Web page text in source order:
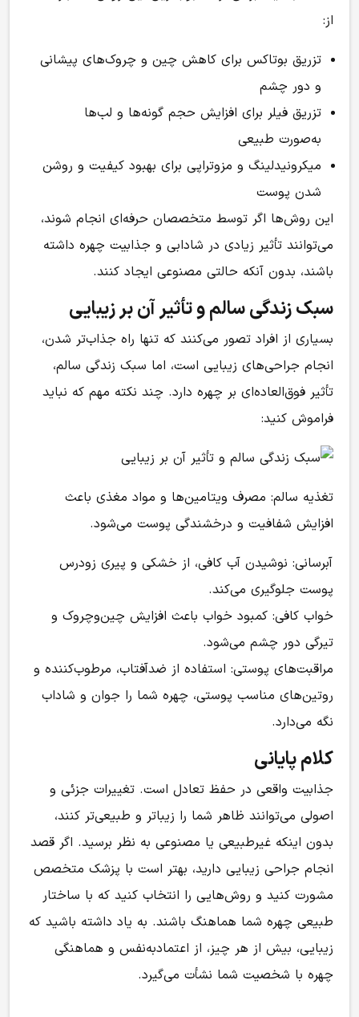
از:
تزریق بوتاکس برای کاهش چین و چروک‌های پیشانی
و دور چشم
تزریق فیلر برای افزایش حجم گونه‌ها و لب‌ها
به‌صورت طبیعی
میکرونیدلینگ و مزوتراپی برای بهبود کیفیت و روشن
شدن پوست
این روش‌ها اگر توسط متخصصان حرفه‌ای انجام شوند،
می‌توانند تأثیر زیادی در شادابی و جذابیت چهره داشته
باشند، بدون آنکه حالتی مصنوعی ایجاد کنند.
سبک زندگی سالم و تأثیر آن بر زیبایی
بسیاری از افراد تصور می‌کنند که تنها راه جذاب‌تر شدن،
انجام جراحی‌های زیبایی است، اما سبک زندگی سالم،
تأثیر فوق‌العاده‌ای بر چهره دارد. چند نکته مهم که نباید
فراموش کنید:
تغذیه سالم: مصرف ویتامین‌ها و مواد مغذی باعث
افزایش شفافیت و درخشندگی پوست می‌شود.
آبرسانی: نوشیدن آب کافی، از خشکی و پیری زودرس
پوست جلوگیری می‌کند.
خواب کافی: کمبود خواب باعث افزایش چین‌وچروک و
تیرگی دور چشم می‌شود.
مراقبت‌های پوستی: استفاده از ضدآفتاب، مرطوب‌کننده و
روتین‌های مناسب پوستی، چهره شما را جوان و شاداب
نگه می‌دارد.
کلام پایانی
جذابیت واقعی در حفظ تعادل است. تغییرات جزئی و
اصولی می‌توانند ظاهر شما را زیباتر و طبیعی‌تر کنند،
بدون اینکه غیرطبیعی یا مصنوعی به نظر برسید. اگر قصد
انجام جراحی زیبایی دارید، بهتر است با پزشک متخصص
مشورت کنید و روش‌هایی را انتخاب کنید که با ساختار
طبیعی چهره شما هماهنگ باشند. به یاد داشته باشید که
زیبایی، بیش از هر چیز، از اعتمادبه‌نفس و هماهنگی
چهره با شخصیت شما نشأت می‌گیرد.